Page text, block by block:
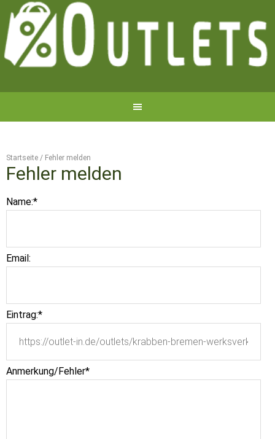
Startseite / Fehler melden
Fehler melden
Name:*
Email:
Eintrag:*
Anmerkung/Fehler*